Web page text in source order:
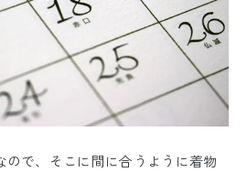
ので、そこに間に合うように着物